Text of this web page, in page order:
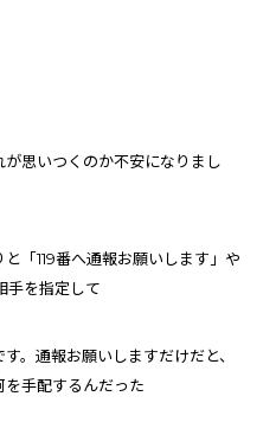
思いつくのか不安になりまし
「119番へ通報お願いします」や
手を指定して
。通報お願いしますだけだと、
を手配するんだった